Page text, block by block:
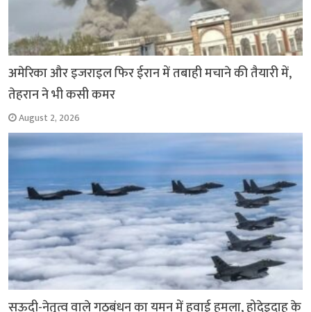
अमेरिका और इजराइल फिर ईरान में तबाही मचाने की तैयारी में,
तेहरान ने भी कसी कमर
August 2, 2026
सऊदी-नेतृत्व वाले गठबंधन का यमन में हवाई हमला, होदेइदाह के